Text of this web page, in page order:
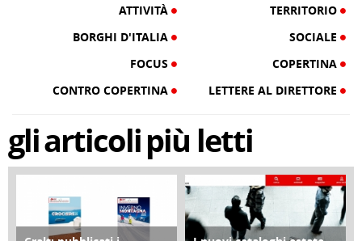
ATTIVITÀ
TERRITORIO
BORGHI D'ITALIA
SOCIALE
FOCUS
COPERTINA
CONTRO COPERTINA
LETTERE AL DIRETTORE
gliarticolipiù letti